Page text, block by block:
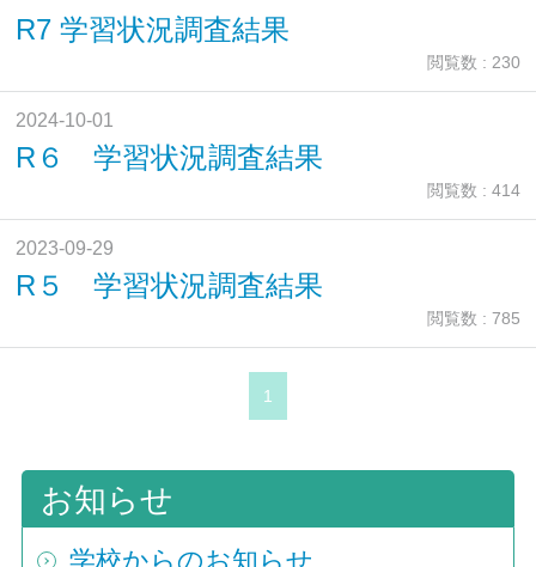
R7 学習状況調査結果
閲覧数 : 230
2024-10-01
R６ 学習状況調査結果
閲覧数 : 414
2023-09-29
R５ 学習状況調査結果
閲覧数 : 785
1
お知らせ
学校からのお知らせ